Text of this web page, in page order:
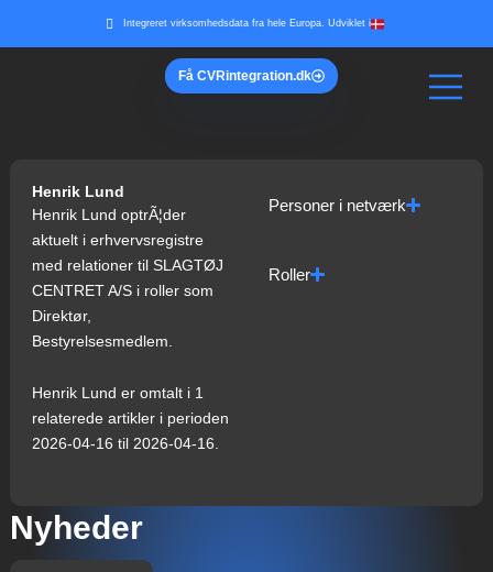
Integreret virksomhedsdata fra hele Europa. Udviklet i
Få CVRintegration.dk
Henrik Lund
Henrik Lund optrÃ¦der
aktuelt i erhvervsregistre
med relationer til SLAGTØJ
CENTRET A/S i roller som
Direktør,
Bestyrelsesmedlem.
Henrik Lund er omtalt i 1
relaterede artikler i perioden
2026-04-16 til 2026-04-16.
Personer i netværk
Roller
Nyheder